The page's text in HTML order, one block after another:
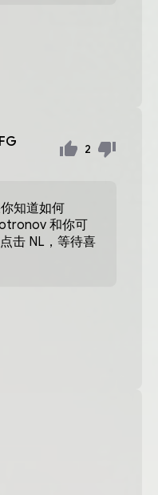
2
知道如何
和你可
击 NL，等待喜